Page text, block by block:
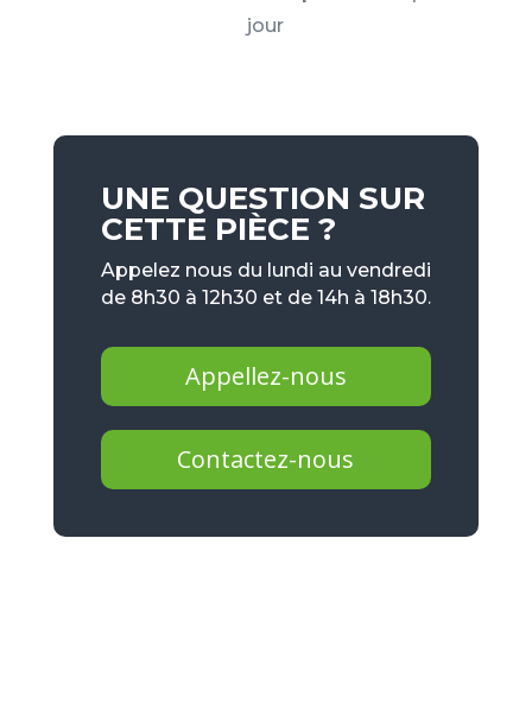
jour
UNE QUESTION SUR
CETTE PIÈCE ?
Appelez nous du lundi au vendredi
de 8h30 à 12h30 et de 14h à 18h30.
Appellez-nous
Contactez-nous